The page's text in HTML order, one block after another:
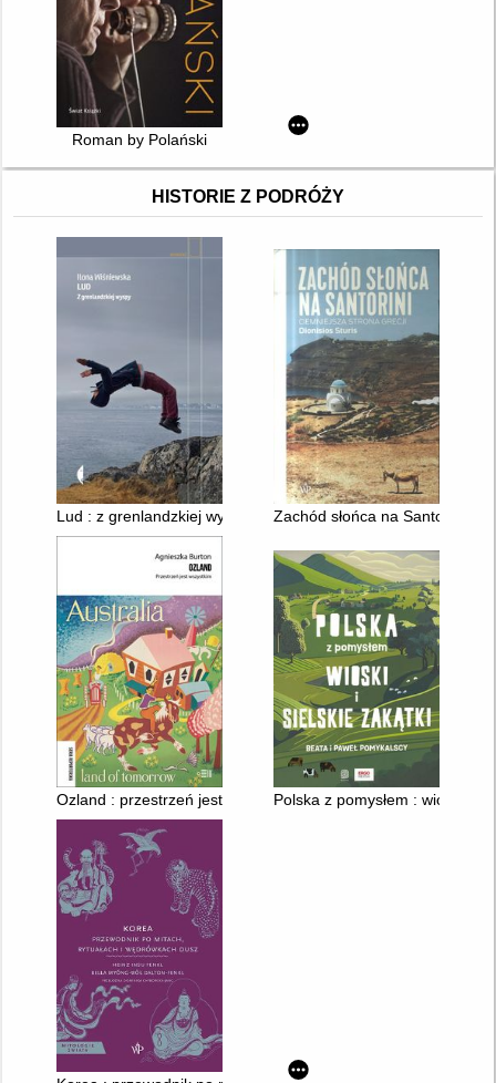
Roman by Polański
HISTORIE Z PODRÓŻY
Lud : z grenlandzkiej wyspy Zachód słońca na Santorini :
Ozland : przestrzeń jest wszystkimPolska z pomysłem : wioski i